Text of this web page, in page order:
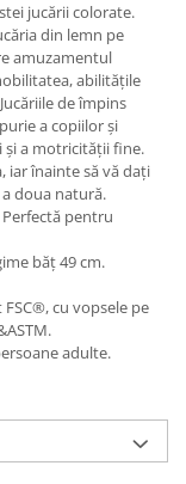
jucării colorate.
din lemn pe
amuzamentul
abilitățile
de împins
a copiilor și
și a motricității fine.
iar înainte să vă dați
doua natură.
pentru
băț 49 cm.
cu vopsele pe
adulte.